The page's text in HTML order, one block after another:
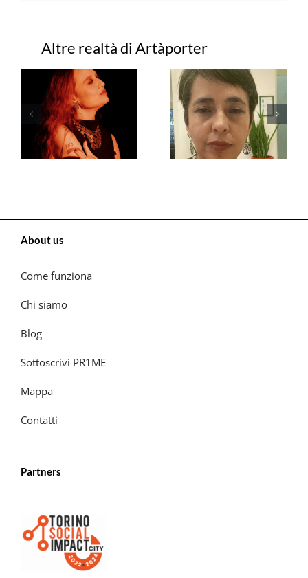
Progetti correlati
About us
Come funziona
Chi siamo
Blog
Sottoscrivi PR1ME
Mappa
Contatti
Partners